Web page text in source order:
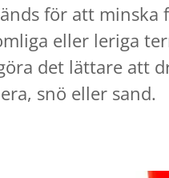
för att
eller leriga
det lättare att
snö eller sand.